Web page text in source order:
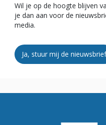
Wil je op de hoogte blijven
je dan aan voor de
media.
Ja, stuur mij de nieuwsbrief